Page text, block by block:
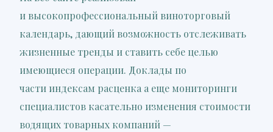
и высокопрофессиональный виноторговый
календарь, дающий возможность отслеживать
жизненные тренды и ставить себе целью
имеющиеся операции. Доклады по
части индексам расценка а еще мониторинги
специалистов касательно изменения стоимости
водящих товарных компаний —